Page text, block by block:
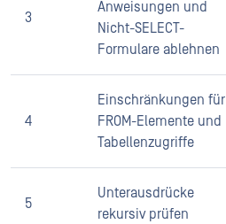
3
Anweisungen und
Nicht-SELECT-
Formulare ablehnen
4
Einschränkungen für
FROM-Elemente und
Tabellenzugriffe
5
Unterausdrücke
rekursiv prüfen